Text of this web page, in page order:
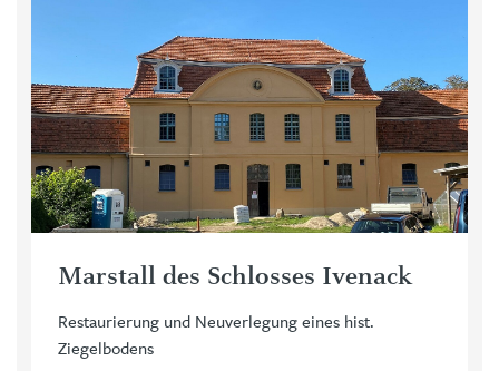
Marstall des Schlosses Ivenack
Restaurierung und Neuverlegung eines hist.
Ziegelbodens